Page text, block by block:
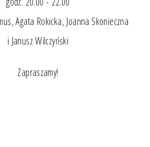
Agata Rokicka, Joanna Skonieczna
i Janusz Wilczyński
Zapraszamy!